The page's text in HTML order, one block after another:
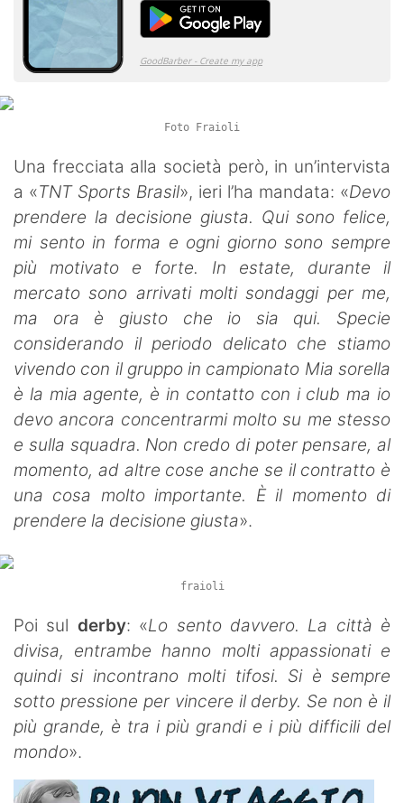
Foto Fraioli
Una frecciata alla società però, in un’intervista
a «TNT Sports Brasil», ieri l’ha mandata: «Devo
prendere la decisione giusta. Qui sono felice,
mi sento in forma e ogni giorno sono sempre
più motivato e forte. In estate, durante il
mercato sono arrivati molti sondaggi per me,
ma ora è giusto che io sia qui. Specie
considerando il periodo delicato che stiamo
vivendo con il gruppo in campionato Mia sorella
è la mia agente, è in contatto con i club ma io
devo ancora concentrarmi molto su me stesso
e sulla squadra. Non credo di poter pensare, al
momento, ad altre cose anche se il contratto è
una cosa molto importante. È il momento di
prendere la decisione giusta».
fraioli
Poi sul derby: «Lo sento davvero. La città è
divisa, entrambe hanno molti appassionati e
quindi si incontrano molti tifosi. Si è sempre
sotto pressione per vincere il derby. Se non è il
più grande, è tra i più grandi e i più difficili del
mondo».